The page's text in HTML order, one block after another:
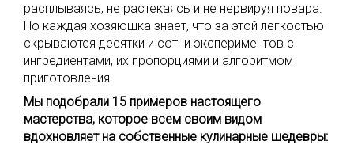
расплываясь, не растекаясь и не нервируя повара.
Но каждая хозяюшка знает, что за этой легкостью
скрываются десятки и сотни экспериментов с
ингредиентами, их пропорциями и алгоритмом
приготовления.
Мы подобрали 15 примеров настоящего
мастерства, которое всем своим видом
вдохновляет на собственные кулинарные шедевры: